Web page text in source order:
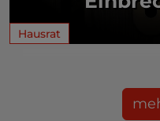
Hausrat